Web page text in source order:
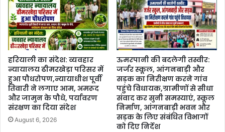
हरियाली का संदेश: व्यवहार
न्यायालय ढीमरखेड़ा परिसर में
हुआ पौधरोपण,न्यायाधीश पूर्वी
तिवारी ने लगाए आम, अमरूद
और जामुन के पौधे, पर्यावरण
संरक्षण का दिया संदेश
August 6, 2026
ऊमरपानी की बदलेगी तस्वीर:
जर्जर स्कूल, आंगनबाड़ी और
सड़क का निरीक्षण करने गांव
पहुंचे विधायक,ग्रामीणों से सीधा
संवाद कर सुनी समस्याएं, स्कूल
निर्माण, आंगनबाड़ी भवन और
सड़क के लिए संबंधित विभागों
को दिए निर्देश